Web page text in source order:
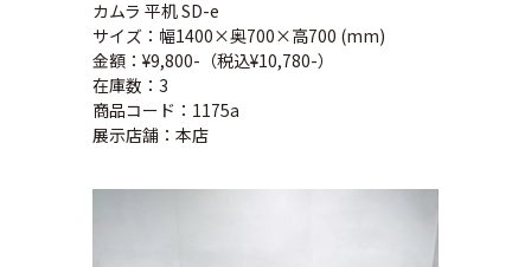
カムラ 平机 SD-e
サイズ：幅1400×奥700×高700 (mm)
金額：¥9,800-（税込¥10,780-）
在庫数：3
商品コード：1175a
展示店舗：本店